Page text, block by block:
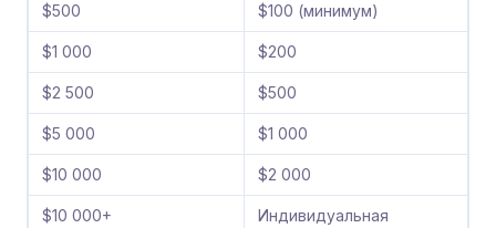
$500 $100 (минимум)
$1 000 $200
$2 500 $500
$5 000 $1 000
$10 000 $2 000
$10 000+
Индивидуальная